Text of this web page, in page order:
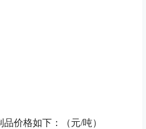
价格如下：（元/吨）